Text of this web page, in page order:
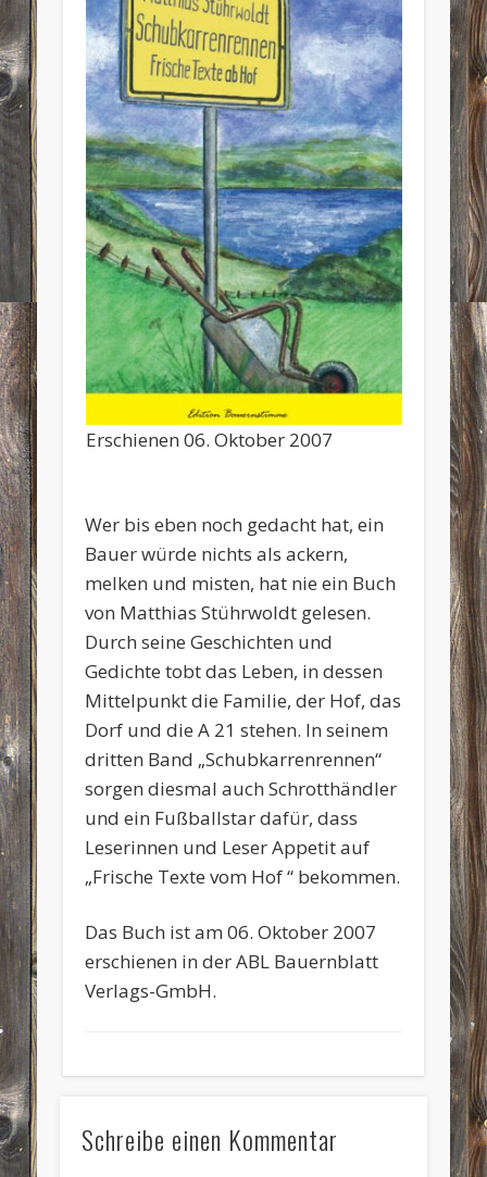
Erschienen 06. Oktober 2007
Wer bis eben noch gedacht hat, ein
Bauer würde nichts als ackern,
melken und misten, hat nie ein Buch
von Matthias Stührwoldt gelesen.
Durch seine Geschichten und
Gedichte tobt das Leben, in dessen
Mittelpunkt die Familie, der Hof, das
Dorf und die A 21 stehen. In seinem
dritten Band „Schubkarrenrennen“
sorgen diesmal auch Schrotthändler
und ein Fußballstar dafür, dass
Leserinnen und Leser Appetit auf
„Frische Texte vom Hof “ bekommen.
Das Buch ist am 06. Oktober 2007
erschienen in der ABL Bauernblatt
Verlags-GmbH.
Schreibe einen Kommentar